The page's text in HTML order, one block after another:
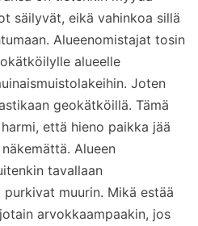
säilyvät, eikä vahinkoa sillä
Alueenomistajat tosin
alueelle
Joten
geokätköillä. Tämä
että hieno paikka jää
Alueen
tavallaan
muurin. Mikä estää
arvokkaampaakin, jos